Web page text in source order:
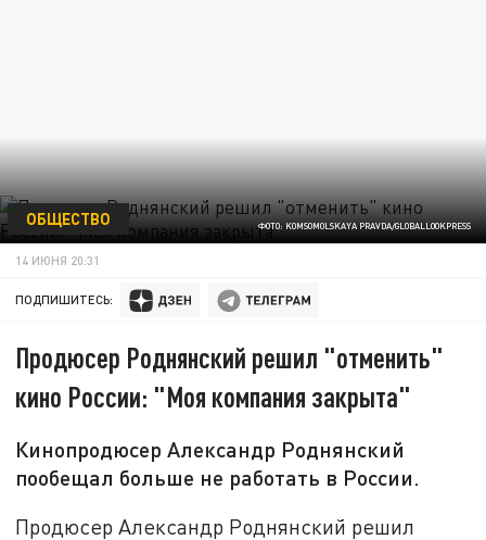
ФОТО: KOMSOMOLSKAYA PRAVDA/GLOBALLOOKPRESS
ОБЩЕСТВО
14 ИЮНЯ 20:31
ПОДПИШИТЕСЬ:
Продюсер Роднянский решил "отменить"
кино России: "Моя компания закрыта"
Кинопродюсер Александр Роднянский
пообещал больше не работать в России.
Продюсер Александр Роднянский решил